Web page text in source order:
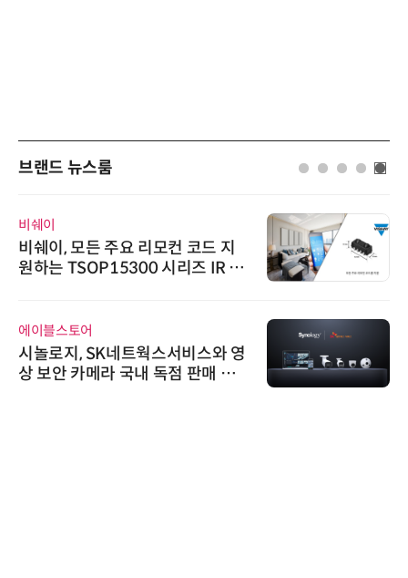
브랜드 뉴스룸
비쉐이
비쉐이, 모든 주요 리모컨 코드 지
원하는 TSOP15300 시리즈 IR 수
에이블스토어
시놀로지, SK네트웍스서비스와 영
상 보안 카메라 국내 독점 판매 파